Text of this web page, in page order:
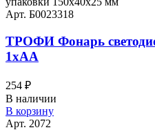
Арт. Б0023318
ТРОФИ Фонарь
1хAA
254 ₽
В наличии
В корзину
Арт. 2072